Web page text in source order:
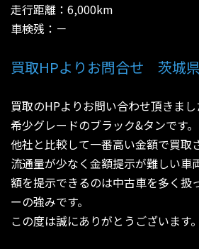
走行距離：6,000km
車検残：－
買取HPよりお問合せ 茨城
買取のHPよりお問い合わせ頂きまし
希少グレードのブラック&タンです。
他社と比較して一番高い金額で買取
流通量が少なく金額提示が難しい車
額を提示できるのは中古車を多く扱
ーの強みです。
この度は誠にありがとうございます。